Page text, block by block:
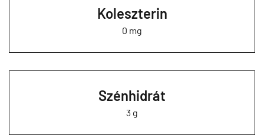
Koleszterin
0 mg
Szénhidrát
3 g